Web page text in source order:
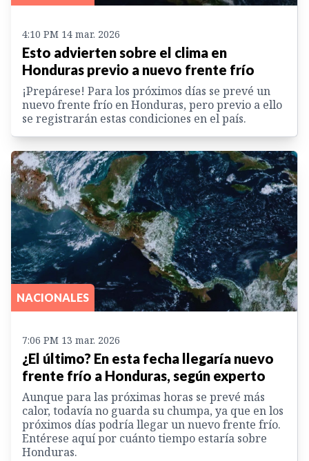
4:10 PM 14 mar. 2026
Esto advierten sobre el clima en
Honduras previo a nuevo frente frío
¡Prepárese! Para los próximos días se prevé un
nuevo frente frío en Honduras, pero previo a ello
se registrarán estas condiciones en el país.
NACIONALES
7:06 PM 13 mar. 2026
¿El último? En esta fecha llegaría nuevo
frente frío a Honduras, según experto
Aunque para las próximas horas se prevé más
calor, todavía no guarda su chumpa, ya que en los
próximos días podría llegar un nuevo frente frío.
Entérese aquí por cuánto tiempo estaría sobre
Honduras.